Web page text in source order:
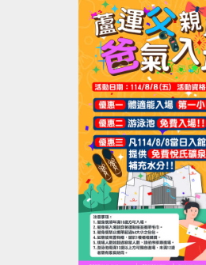
(二) 當日報到請攜帶身分證、
小編無受理線上報名喔
若需報名請至中心1F櫃台報名
相關問題請電洽-03-2639066